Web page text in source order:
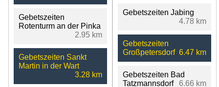
Gebetszeiten
Rotenturm an der Pinka
2.95 km
Gebetszeiten Sankt
Martin in der Wart
3.28 km
Gebetszeiten Jabing
4.78 km
Gebetszeiten
Großpetersdorf 6.47 km
Gebetszeiten Bad
Tatzmannsdorf
6.66 km